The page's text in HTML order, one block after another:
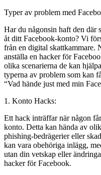
Typer av problem med
Har du någonsin haft den där
åt ditt Facebook-konto? Vi
från en digital skattkammare.
anställa en hacker för
olika scenarierna de kan
typerna av problem som kan
“Vad hände just med min
1. Konto Hacks:
Ett hack inträffar när någon
konto. Detta kan hända av
phishing-bedrägerier eller
kan vara obehöriga inlägg,
utan din vetskap eller
hacker för Facebook.